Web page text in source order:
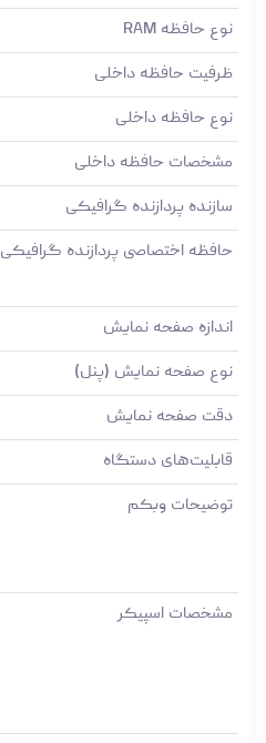
نوع حافظه RAM
ظرفیت حافظه داخلی
نوع حافظه داخلی
مشخصات حافظه داخلی
سازنده پردازنده گرافیکی
حافظه اختصاصی پردازنده گرافیکی
اندازه صفحه نمایش
نوع صفحه نمایش (پنل)
دقت صفحه نمایش
قابلیت‌های دستگاه
توضیحات وبکم
مشخصات اسپیکر